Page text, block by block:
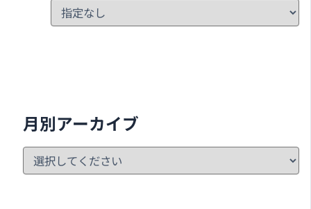
月別アーカイブ